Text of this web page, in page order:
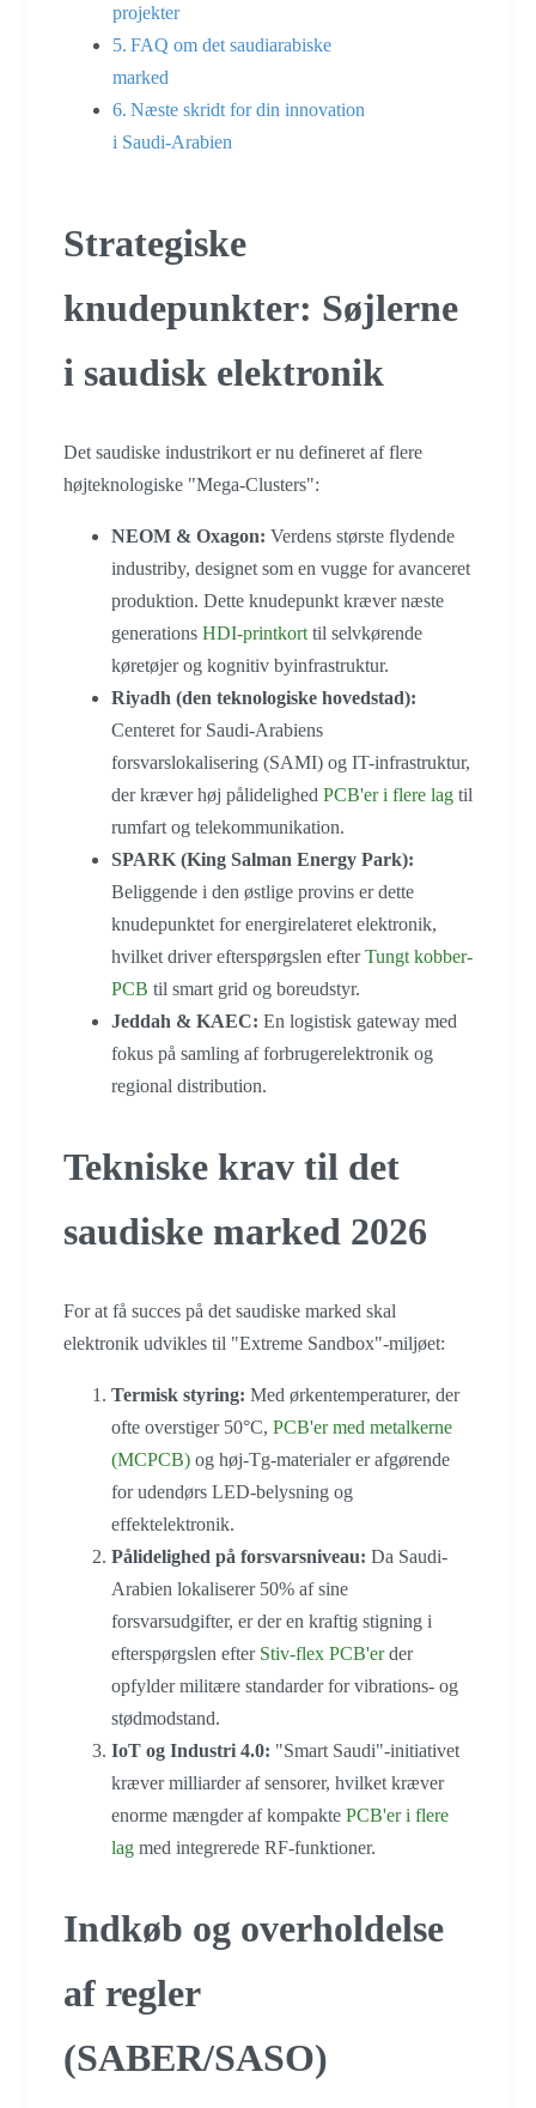
projekter
FAQ om det saudiarabiske
marked
Næste skridt for din innovation
i Saudi-Arabien
Strategiske
knudepunkter: Søjlerne
i saudisk elektronik
Det saudiske industrikort er nu defineret af flere
højteknologiske "Mega-Clusters":
NEOM & Oxagon: Verdens største flydende
industriby, designet som en vugge for avanceret
produktion. Dette knudepunkt kræver næste
generations HDI-printkort til selvkørende
køretøjer og kognitiv byinfrastruktur.
Riyadh (den teknologiske hovedstad):
Centeret for Saudi-Arabiens
forsvarslokalisering (SAMI) og IT-infrastruktur,
der kræver høj pålidelighed PCB'er i flere lag til
rumfart og telekommunikation.
SPARK (King Salman Energy Park):
Beliggende i den østlige provins er dette
knudepunktet for energirelateret elektronik,
hvilket driver efterspørgslen efterTungt kobber-
PCB til smart grid og boreudstyr.
Jeddah & KAEC: En logistisk gateway med
fokus på samling af forbrugerelektronik og
regional distribution.
Tekniske krav til det
saudiske marked 2026
For at få succes på det saudiske marked skal
elektronik udvikles til "Extreme Sandbox"-miljøet:
Termisk styring: Med ørkentemperaturer, der
ofte overstiger 50°C, PCB'er med metalkerne
(MCPCB) og høj-Tg-materialer er afgørende
for udendørs LED-belysning og
effektelektronik.
Pålidelighed på forsvarsniveau: Da Saudi-
Arabien lokaliserer 50% af sine
forsvarsudgifter, er der en kraftig stigning i
efterspørgslen efter Stiv-flex PCB'erder
opfylder militære standarder for vibrations- og
stødmodstand.
IoT og Industri 4.0: "Smart Saudi"-initiativet
kræver milliarder af sensorer, hvilket kræver
enorme mængder af kompakte PCB'er i flere
lag med integrerede RF-funktioner.
Indkøb og overholdelse
af regler
(SABER/SASO)